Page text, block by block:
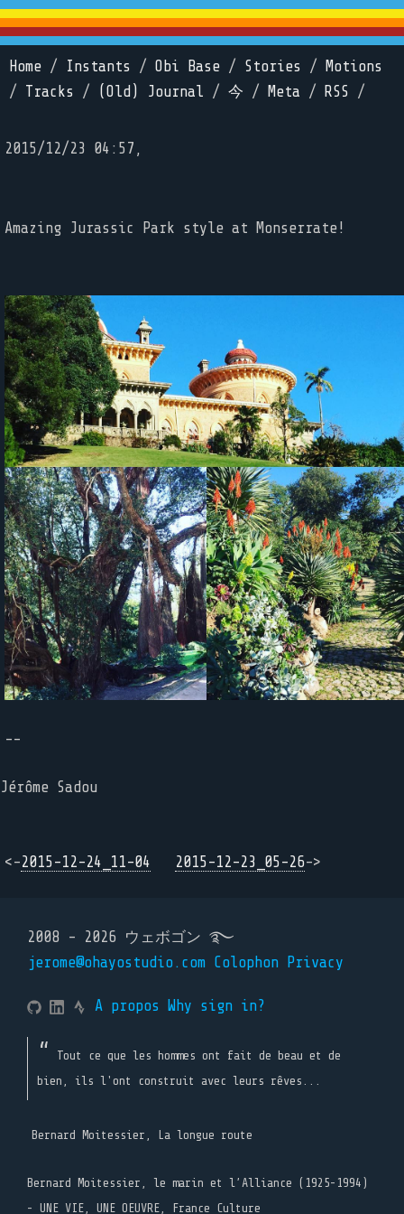
Home / Instants / Obi Base / Stories /
Motions
/ Tracks / (Old) Journal / 今 / Meta / RSS /
2015/12/23 04:57,
Amazing Jurassic Park style at Monserrate!
--
Jérôme Sadou
<-2015-12-24_11-04 2015-12-23_05-26->
2008 - 2026 ウェボゴン ࿐
jerome@ohayostudio.com Colophon Privacy
A propos Why sign in?
Tout ce que les hommes ont fait de beau et de
bien, ils l'ont construit avec leurs rêves...
Bernard Moitessier, La longue route
Bernard Moitessier, le marin et l’Alliance (1925-1994)
- UNE VIE, UNE OEUVRE, France Culture